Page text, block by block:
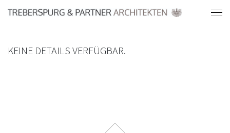
KEINE DETAILS VERFÜGBAR.